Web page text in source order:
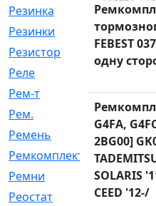
Резинка
[15]
Резинки
[6]
Резистор
[1]
Реле
[20]
Рем-т
[7]
Рем.
[2]
Ремень
[2060]
Ремкомплект
[1924]
Ремни
[21]
Реостат
[1]
FEBEST
одну
G4FA,
2BG00]
SOLARIS
CEED '12-/